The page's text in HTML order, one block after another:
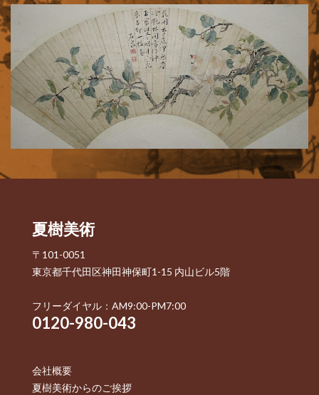
夏樹美術
〒101-0051
東京都千代田区神田神保町1-15 内山ビル5階
フリーダイヤル：AM9:00-PM7:00
0120-980-043
会社概要
夏樹美術からのご挨拶